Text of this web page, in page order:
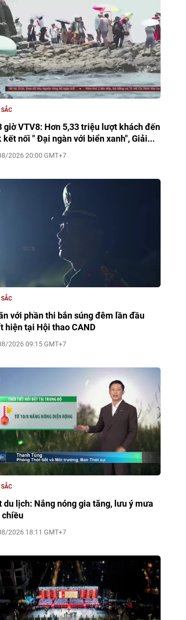
giờ VTV8: Hơn 5,33 triệu lượt khách đến
nối " Đại ngàn với biển xanh", Giải...
2026 20:00 GMT+7
với phần thi bắn súng đêm lần đầu
hiện tại Hội thao CAND
2026 09:15 GMT+7
du lịch: Nắng nóng gia tăng, lưu ý mưa
chiều
2026 18:11 GMT+7